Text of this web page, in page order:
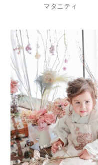
マタニティ